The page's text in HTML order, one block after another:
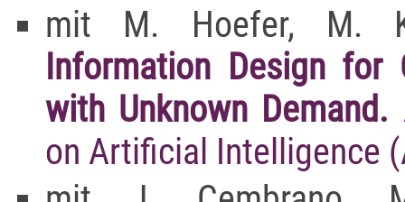
mit M. Hoefer, M.
Information Design for
with Unknown Demand.
on Artificial Intelligence